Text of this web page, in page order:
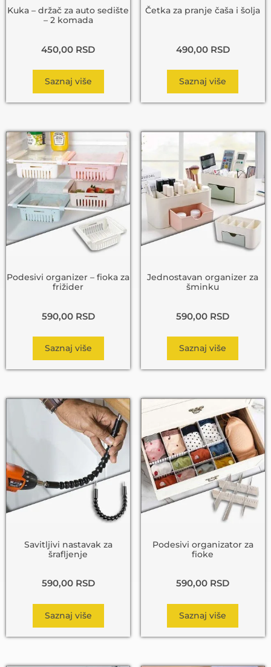
Kuka – držač za auto sedište
– 2 komada
450,00 RSD
Saznaj više
Četka za pranje čaša i šolja
490,00 RSD
Saznaj više
Podesivi organizer – fioka za
frižider
590,00 RSD
Saznaj više
Jednostavan organizer za
šminku
590,00 RSD
Saznaj više
Savitljivi nastavak za
šrafljenje
590,00 RSD
Saznaj više
Podesivi organizator za
fioke
590,00 RSD
Saznaj više